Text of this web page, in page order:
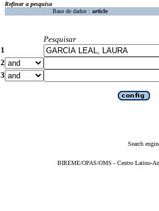
Refinar a pesquisa
Base de dados : article
Pesquisar
1
2
3
Search
BIREME/OPAS/OMS - Centro Latino-